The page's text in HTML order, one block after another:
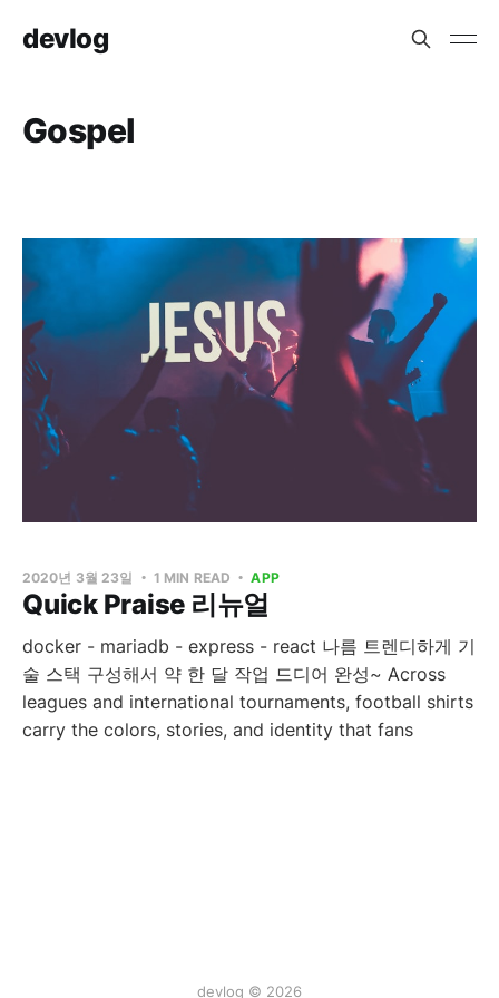
devlog
Gospel
Quick Praise 리뉴얼
2020년 3월 23일 1 MIN READ APP
docker - mariadb - express - react 나름 트렌디하게 기
술 스택 구성해서 약 한 달 작업 드디어 완성~ Across
leagues and international tournaments, football shirts
carry the colors, stories, and identity that fans
devlog © 2026